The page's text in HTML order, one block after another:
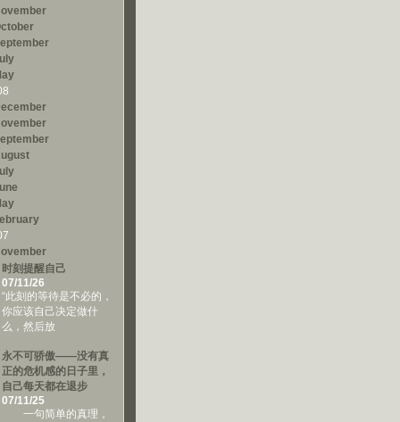
时刻提醒自己
07/11/26
“此刻的等待是不必的，
你应该自己决定做什
么，然后放
永不可骄傲——没有真
正的危机感的日子里，
自己每天都在退步
07/11/25
一句简单的真理，